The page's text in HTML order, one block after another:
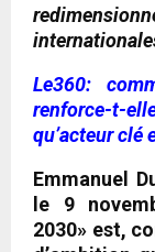
Le360:
renforce-t-
qu’acteur clé
Emmanuel
le 9
2030» est,